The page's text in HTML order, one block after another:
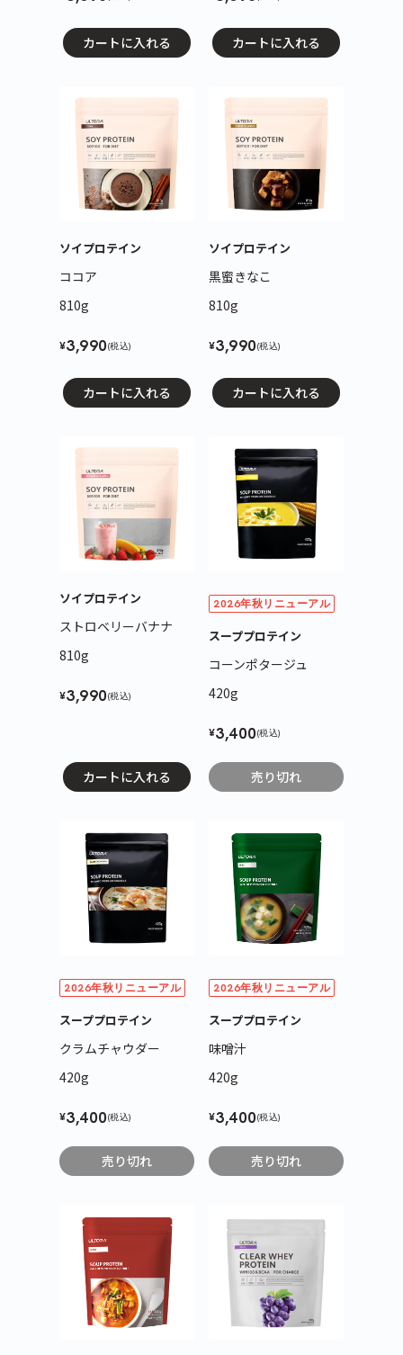
カートに入れる カートに入れる
ソイプロテイン
ココア
810g
¥3,990(税込)
カートに入れる
ソイプロテイン
黒蜜きなこ
810g
¥3,990(税込)
カートに入れる
ソイプロテイン
ストロベリーバナナ
810g
¥3,990(税込)
カートに入れる
2026年秋リニューアル
スーププロテイン
コーンポタージュ
420g
¥3,400(税込)
売り切れ
2026年秋リニューアル
スーププロテイン
クラムチャウダー
420g
¥3,400(税込)
売り切れ
2026年秋リニューアル
スーププロテイン
味噌汁
420g
¥3,400(税込)
売り切れ
カートに商品を追加しました
カートを確認